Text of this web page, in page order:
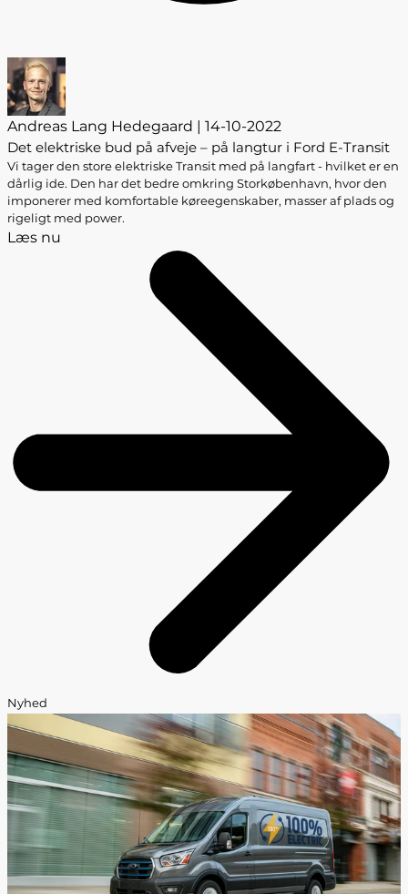
Andreas Lang Hedegaard | 14-10-2022
Det elektriske bud på afveje – på langtur i Ford E-Transit
Vi tager den store elektriske Transit med på langfart - hvilket er en
dårlig ide. Den har det bedre omkring Storkøbenhavn, hvor den
imponerer med komfortable køreegenskaber, masser af plads og
rigeligt med power.
Læs nu
Nyhed